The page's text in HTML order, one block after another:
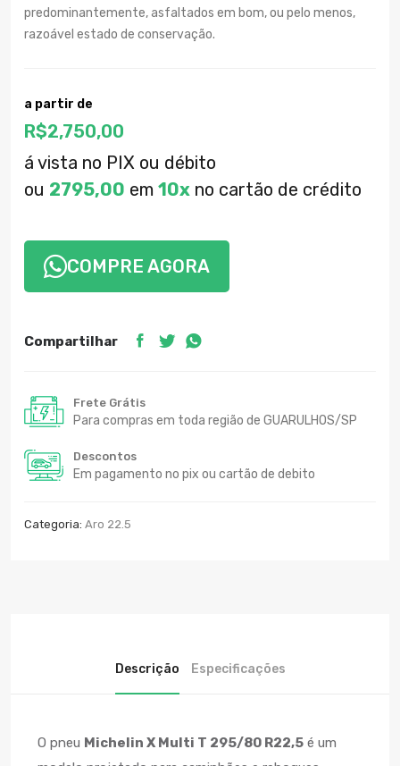
predominantemente, asfaltados em bom, ou pelo menos,
razoável estado de conservação.
a partir de
R$2,750,00
á vista no PIX ou débito
ou 2795,00 em 10x no cartão de crédito
COMPRE AGORA
Compartilhar
Frete Grátis
Para compras em toda região de GUARULHOS/SP
Descontos
Em pagamento no pix ou cartão de debito
Categoria: Aro 22.5
Descrição Especificações
O pneu Michelin X Multi T 295/80 R22,5 é um